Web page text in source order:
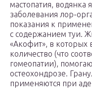
мастопатия, водянка
заболевания лор-
показания к
с содержанием туи.
«Акофит», в которых
количество (что
гомеопатии),
остеохондрозе.
применяются при